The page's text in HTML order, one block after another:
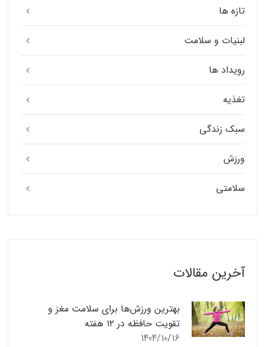
تازه ها
لبنیات و سلامت
رویداد ها
تغذیه
سبک زندگی
ورزش
سلامتی
آخرین مقالات
بهترین ورزش‌ها برای سلامت مغز و
تقویت حافظه در ۱۲ هفته
1404/10/16